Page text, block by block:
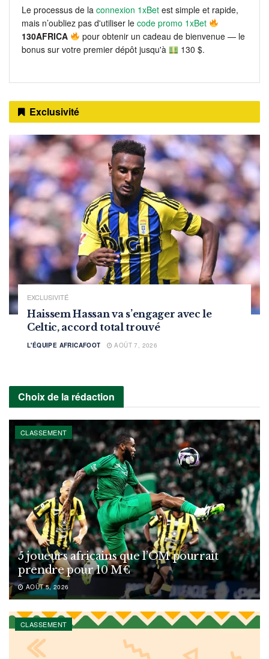
Le processus de la connexion 1xBet est simple et rapide,
mais n’oubliez pas d'utiliser le code promo 1xBet
130AFRICA
pour obtenir un cadeau de bienvenue — le
bonus sur votre premier dépôt jusqu'à
130 $.
Exclusivité
EXCLUSIVITÉ
Haissem Hassan va s’engager avec le
Celtic, accord total trouvé
L'ÉQUIPE AFRICAFOOT AOÛT 7, 2026
Choix de la rédaction
CLASSEMENT
5 joueurs africains que l’OM pourrait
prendre pour 10 M€
AOÛT 5, 2026
CLASSEMENT